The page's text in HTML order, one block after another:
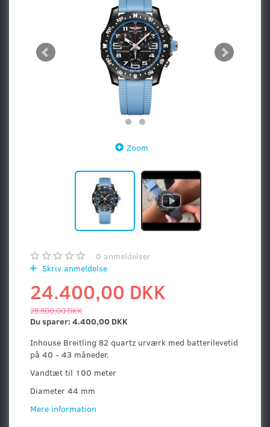
Zoom
0 anmeldelser
Skriv anmeldelse
24.400,00 DKK
28.800,00 DKK
Du sparer: 4.400,00 DKK
Inhouse Breitling 82 quartz urværk med batterilevetid
på 40 - 43 måneder.
Vandtæt til 100 meter
Diameter 44 mm
Mere information